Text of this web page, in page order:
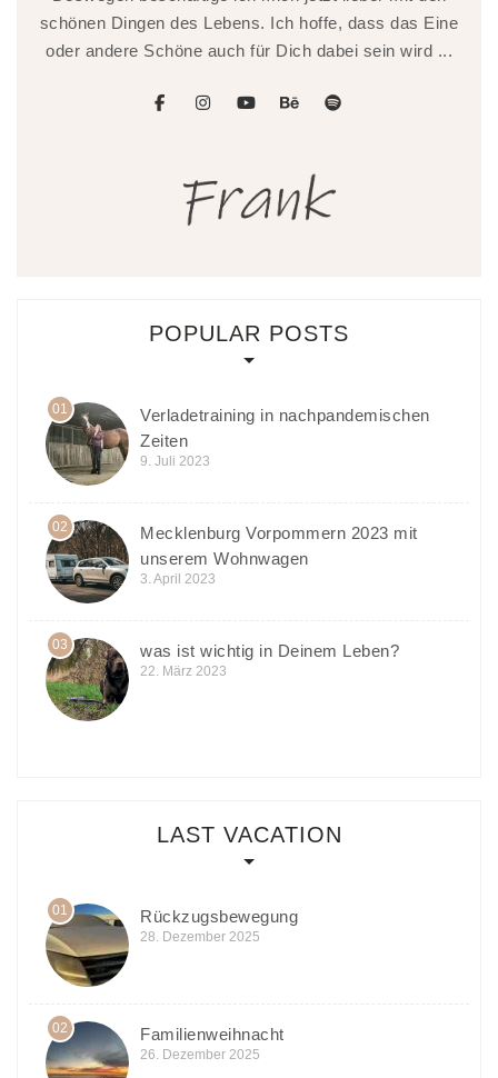
schönen Dingen des Lebens. Ich hoffe, dass das Eine
oder andere Schöne auch für Dich dabei sein wird ...
POPULAR POSTS
01
Verladetraining in nachpandemischen
Zeiten
9. Juli 2023
02
Mecklenburg Vorpommern 2023 mit
unserem Wohnwagen
3. April 2023
03 was ist wichtig in Deinem Leben?
22. März 2023
LAST VACATION
01 Rückzugsbewegung
28. Dezember 2025
02 Familienweihnacht
26. Dezember 2025